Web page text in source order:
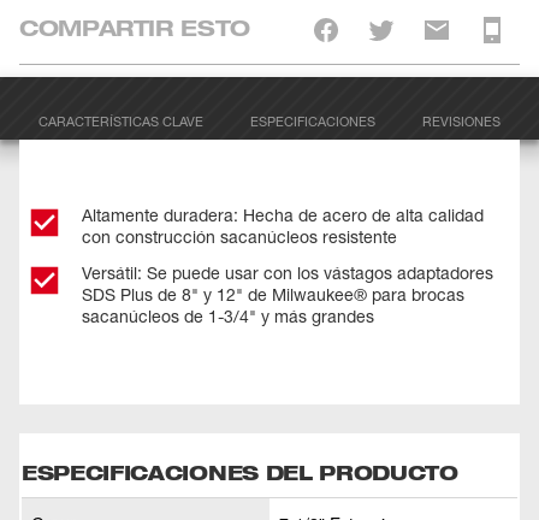
COMPARTIR ESTO
CARACTERÍSTICAS CLAVE ESPECIFICACIONES REVISIONES
Altamente duradera: Hecha de acero de alta calidad
con construcción sacanúcleos resistente
Versátil: Se puede usar con los vástagos adaptadores
SDS Plus de 8" y 12" de Milwaukee® para brocas
sacanúcleos de 1-3/4" y más grandes
ESPECIFICACIONES DEL PRODUCTO